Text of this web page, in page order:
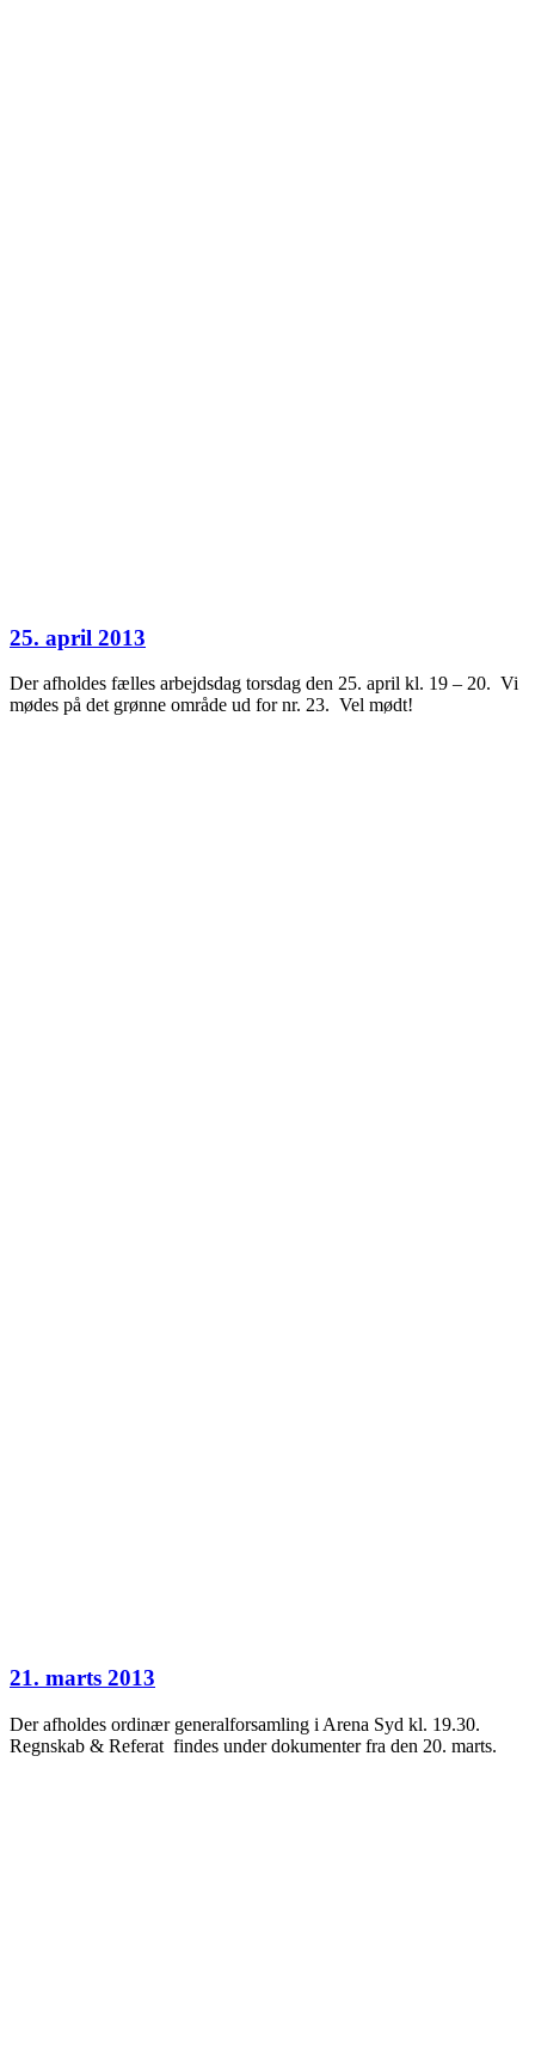
25. april 2013
Der afholdes fælles arbejdsdag torsdag den 25. april kl. 19 – 20. Vi
mødes på det grønne område ud for nr. 23. Vel mødt!
21. marts 2013
Der afholdes ordinær generalforsamling i Arena Syd kl. 19.30.
Regnskab & Referat findes under dokumenter fra den 20. marts.